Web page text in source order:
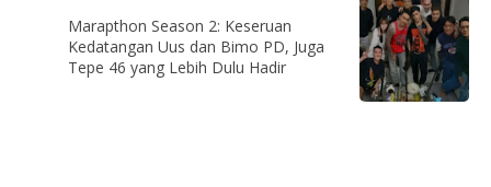
Marapthon Season 2: Keseruan
Kedatangan Uus dan Bimo PD, Juga
Tepe 46 yang Lebih Dulu Hadir